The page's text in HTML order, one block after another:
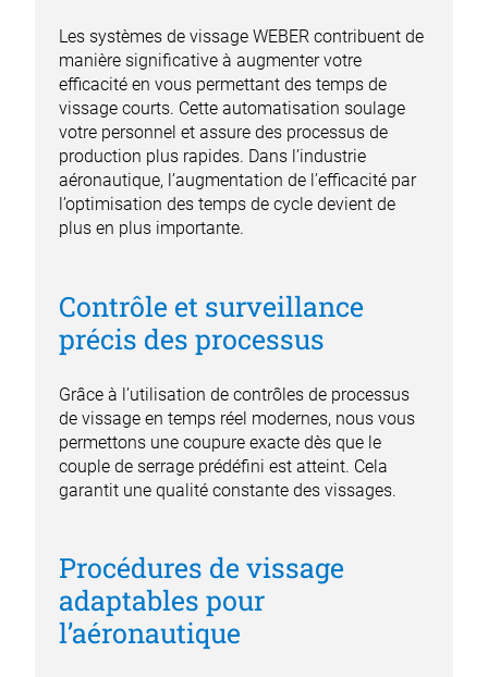
Les systèmes de vissage WEBER contribuent de
manière significative à augmenter votre
efficacité en vous permettant des temps de
vissage courts. Cette automatisation soulage
votre personnel et assure des processus de
production plus rapides. Dans l’industrie
aéronautique, l’augmentation de l’efficacité par
l’optimisation des temps de cycle devient de
plus en plus importante.
Contrôle et surveillance
précis des processus
Grâce à l’utilisation de contrôles de processus
de vissage en temps réel modernes, nous vous
permettons une coupure exacte dès que le
couple de serrage prédéfini est atteint. Cela
garantit une qualité constante des vissages.
Procédures de vissage
adaptables pour
l’aéronautique